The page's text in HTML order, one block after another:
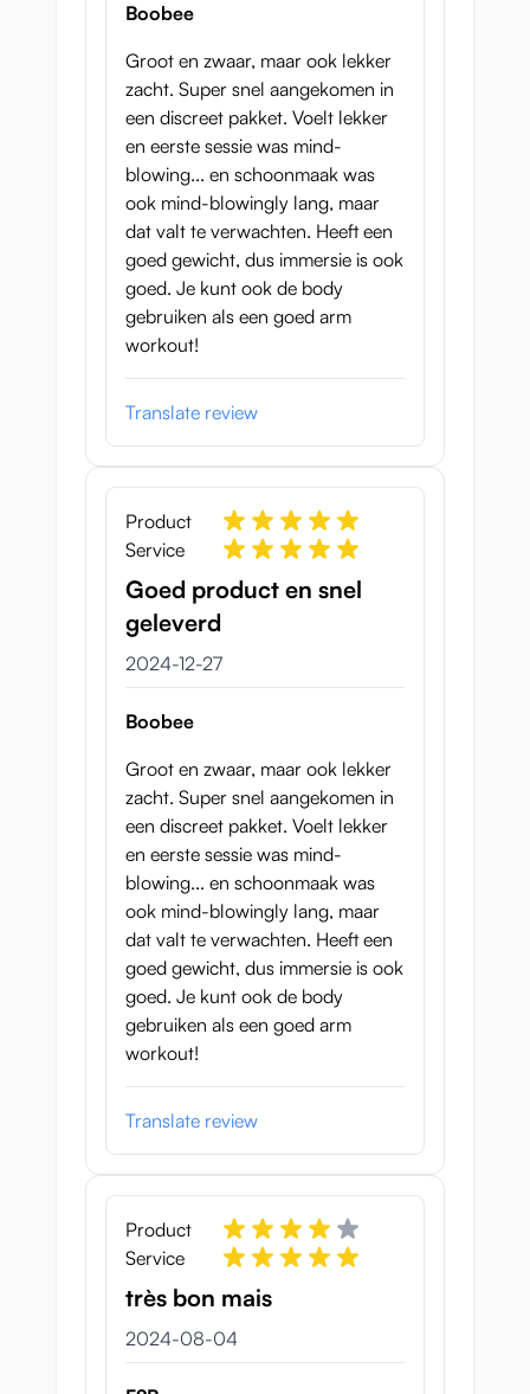
Boobee
Groot en zwaar, maar ook lekker
zacht. Super snel aangekomen in
een discreet pakket. Voelt lekker
en eerste sessie was mind-
blowing... en schoonmaak was
ook mind-blowingly lang, maar
dat valt te verwachten. Heeft een
goed gewicht, dus immersie is ook
goed. Je kunt ook de body
gebruiken als een goed arm
workout!
Translate review
Product
Service
Goed product en snel
geleverd
27 december 2024
2024-12-27
Boobee
Groot en zwaar, maar ook lekker
zacht. Super snel aangekomen in
een discreet pakket. Voelt lekker
en eerste sessie was mind-
blowing... en schoonmaak was
ook mind-blowingly lang, maar
dat valt te verwachten. Heeft een
goed gewicht, dus immersie is ook
goed. Je kunt ook de body
gebruiken als een goed arm
workout!
Translate review
Product
Service
très bon mais
4 augusti 2024
2024-08-04